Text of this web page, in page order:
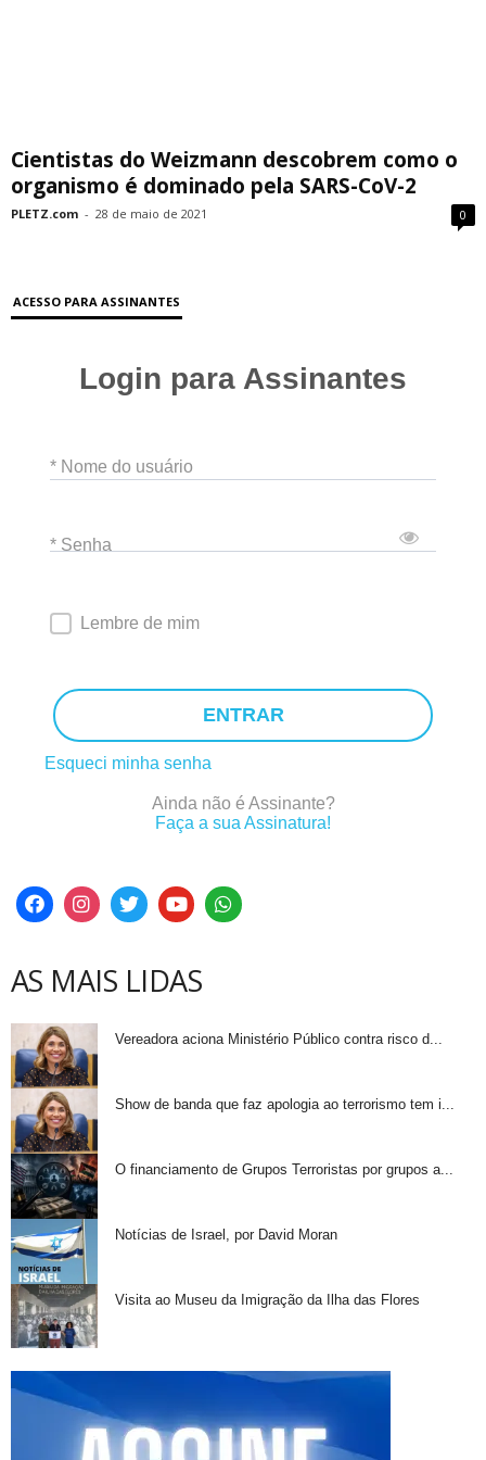
Cientistas do Weizmann descobrem como o
organismo é dominado pela SARS-CoV-2
PLETZ.com - 28 de maio de 2021 0
ACESSO PARA ASSINANTES
Login para Assinantes
* Nome do usuário
* Senha
Lembre de mim
ENTRAR
Esqueci minha senha
Ainda não é Assinante?
Faça a sua Assinatura!
AS MAIS LIDAS
Vereadora aciona Ministério Público contra risco d...
Show de banda que faz apologia ao terrorismo tem i...
O financiamento de Grupos Terroristas por grupos a...
Notícias de Israel, por David Moran
Visita ao Museu da Imigração da Ilha das Flores